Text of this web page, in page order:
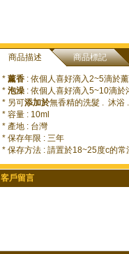
商品描述 商品標記
* 薰香 : 依個人喜好滴入2~5滴於
* 泡澡 : 依個人喜好滴入5~10滴於
* 另可添加於無香精的洗髮 . 沐浴
* 容量 : 10ml
* 產地 : 台灣
* 保存年限 : 三年
* 保存方法 : 請置於18~25度c的常
客戶留言